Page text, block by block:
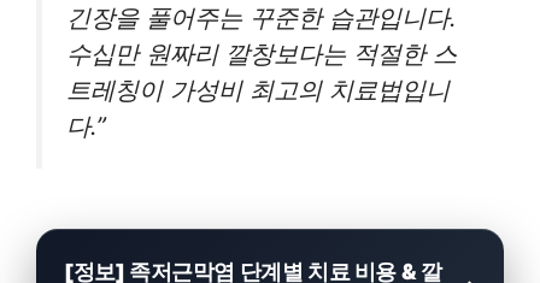
긴장을 풀어주는 꾸준한 습관입니다.
수십만 원짜리 깔창보다는 적절한 스
트레칭이 가성비 최고의 치료법입니
다.”
[정보] 족저근막염 단계별 치료 비용 & 깔